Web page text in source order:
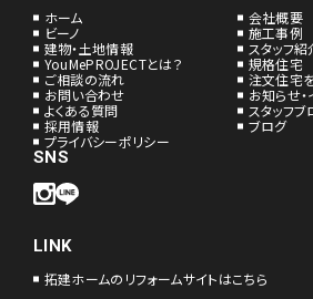
ホーム
会社概要
ビーノ
施工事例
建物・土地情報
スタッフ紹
YouMePROJECTとは？
規格住宅
ご相談の流れ
注文住宅
お問い合わせ
お知らせ
よくある質問
スタッフブ
採用情報
ブログ
プライバシーポリシー
SNS
LINK
拓建ホームのリフォームサイトはこちら